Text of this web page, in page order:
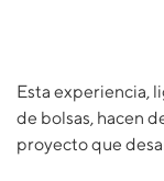
Esta experiencia,
de bolsas, hacen
proyecto que